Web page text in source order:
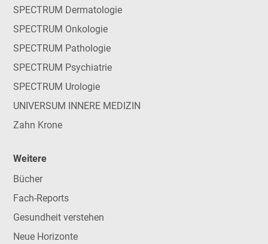
SPECTRUM Dermatologie
SPECTRUM Onkologie
SPECTRUM Pathologie
SPECTRUM Psychiatrie
SPECTRUM Urologie
UNIVERSUM INNERE MEDIZIN
Zahn Krone
Weitere
Bücher
Fach-Reports
Gesundheit verstehen
Neue Horizonte